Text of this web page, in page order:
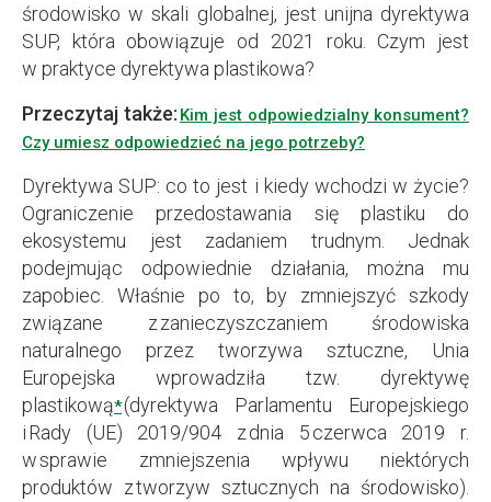
środowisko w skali globalnej, jest unijna dyrektywa
SUP, która obowiązuje od 2021 roku. Czym jest
w praktyce dyrektywa plastikowa?
Przeczytaj także: Kim jest odpowiedzialny konsument?
Czy umiesz odpowiedzieć na jego potrzeby?
Dyrektywa SUP: co to jest i kiedy wchodzi w życie?
Ograniczenie przedostawania się plastiku do
ekosystemu jest zadaniem trudnym. Jednak
podejmując odpowiednie działania, można mu
zapobiec. Właśnie po to, by zmniejszyć szkody
związane z zanieczyszczaniem środowiska
naturalnego przez tworzywa sztuczne, Unia
Europejska wprowadziła tzw. dyrektywę
plastikową*(dyrektywa Parlamentu Europejskiego
i Rady (UE) 2019/904 z dnia 5 czerwca 2019 r.
w sprawie zmniejszenia wpływu niektórych
produktów z tworzyw sztucznych na środowisko).